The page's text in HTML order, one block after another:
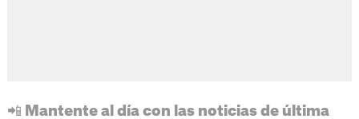
📲 Mantente al día con las noticias de última